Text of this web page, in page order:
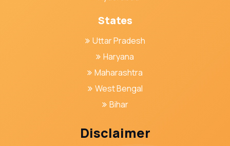
States
Uttar Pradesh
Haryana
Maharashtra
West Bengal
Bihar
Disclaimer